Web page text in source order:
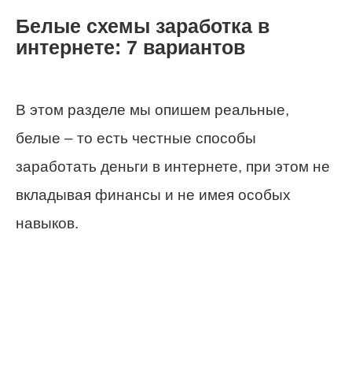
Белые схемы заработка в
интернете: 7 вариантов
В этом разделе мы опишем реальные,
белые – то есть честные способы
заработать деньги в интернете, при этом не
вкладывая финансы и не имея особых
навыков.